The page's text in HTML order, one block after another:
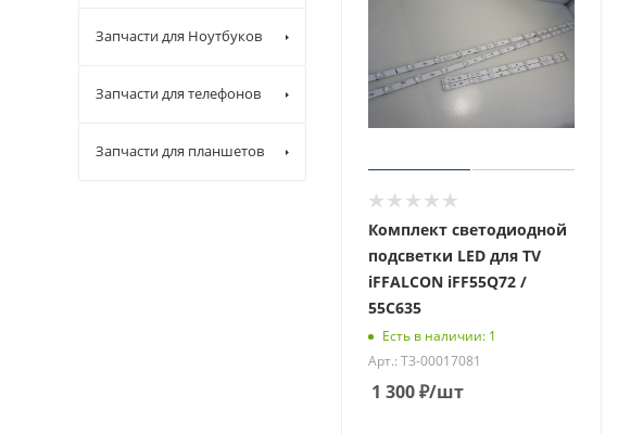
Комплект светодиодной
подсветки LED для TV
iFFALCON iFF55Q72 /
55С635
Есть в наличии: 1
Арт.: ТЗ-00017081
1 300₽/шт
Запчасти для Ноутбуков
Запчасти для телефонов
Запчасти для планшетов